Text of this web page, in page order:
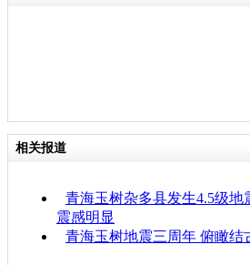
相关报道
青海玉树杂多县发生4.5级地
震感明显
青海玉树地震三周年 俯瞰结